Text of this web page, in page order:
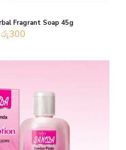
Fragrant Soap 45g
රු300